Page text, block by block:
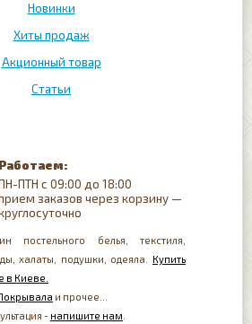
Новинки
Хиты продаж
Акционный товар
Статьи
Работаем:
ПТН с 09:00 до 18:00
заказов через корзину —
постельного белья, текстиля,
халаты, подушки, одеяла. Купить
в Киеве.
и прочее...
- напишите нам